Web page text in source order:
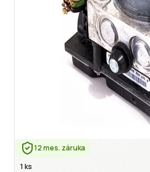
12 mes. záruka
1 ks